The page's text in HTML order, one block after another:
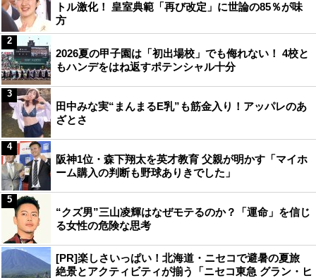
トル激化！ 皇室典範「再び改定」に世論の85％が味
方
2026夏の甲子園は「初出場校」でも侮れない！ 4校と
もハンデをはね返すポテンシャル十分
2
田中みな実“まんまるE乳”も筋金入り！アッパレのあ
ざとさ
3
阪神1位・森下翔太を英才教育 父親が明かす「マイホ
ーム購入の判断も野球ありきでした」
4
“クズ男”三山凌輝はなぜモテるのか？「運命」を信じ
る女性の危険な思考
5
[PR]楽しさいっぱい！北海道・ニセコで避暑の夏旅
絶景とアクティビティが揃う「ニセコ東急 グラン・ヒ